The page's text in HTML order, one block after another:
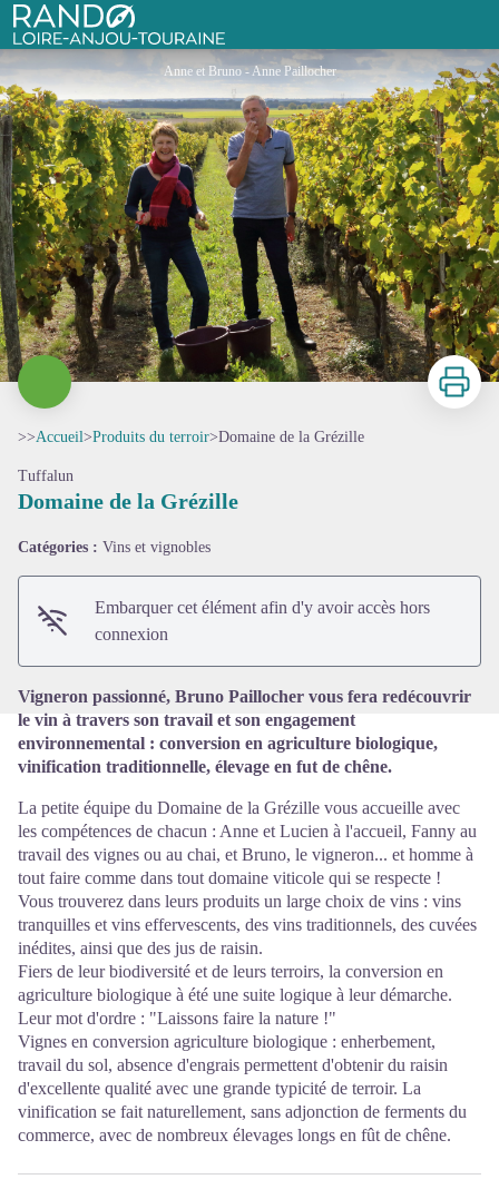
Rando Loire-Anjou-Touraine
Domaine de la Grézille
Anne et Bruno - Anne Paillocher
Imprimer
>>Accueil>Produits du terroir>Domaine de la Grézille
Tuffalun
Domaine de la Grézille
Catégories : Vins et vignobles
Embarquer cet élément afin d'y avoir accès hors
connexion
Vigneron passionné, Bruno Paillocher vous fera redécouvrir
le vin à travers son travail et son engagement
environnemental : conversion en agriculture biologique,
vinification traditionnelle, élevage en fut de chêne.
La petite équipe du Domaine de la Grézille vous accueille avec
les compétences de chacun : Anne et Lucien à l'accueil, Fanny au
travail des vignes ou au chai, et Bruno, le vigneron... et homme à
tout faire comme dans tout domaine viticole qui se respecte !
Vous trouverez dans leurs produits un large choix de vins : vins
tranquilles et vins effervescents, des vins traditionnels, des cuvées
inédites, ainsi que des jus de raisin.
Fiers de leur biodiversité et de leurs terroirs, la conversion en
agriculture biologique à été une suite logique à leur démarche.
Leur mot d'ordre : "Laissons faire la nature !"
Vignes en conversion agriculture biologique : enherbement,
travail du sol, absence d'engrais permettent d'obtenir du raisin
d'excellente qualité avec une grande typicité de terroir. La
vinification se fait naturellement, sans adjonction de ferments du
commerce, avec de nombreux élevages longs en fût de chêne.